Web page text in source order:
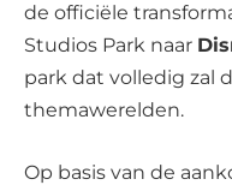
de officiële
Studios Park naar
park dat volledig zal
themawerelden.
Op basis van de